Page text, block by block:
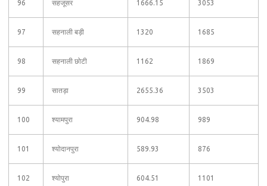
96 सहजूसर 1666.15 3053
97 सहनाली बड़ी 1320 1685
98 सहनाली छोटी 1162 1869
99 सातड़ा 2655.36 3503
100 श्यामपुरा 904.98 989
101 श्योदानपुरा 589.93 876
102 श्योपुरा 604.51 1101